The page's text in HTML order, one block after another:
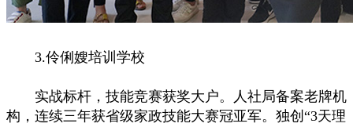
3.伶俐嫂培训学校
实战标杆，技能竞赛获奖大户。人社局备案老牌机
构，连续三年获省级家政技能大赛冠亚军。独创“3天理